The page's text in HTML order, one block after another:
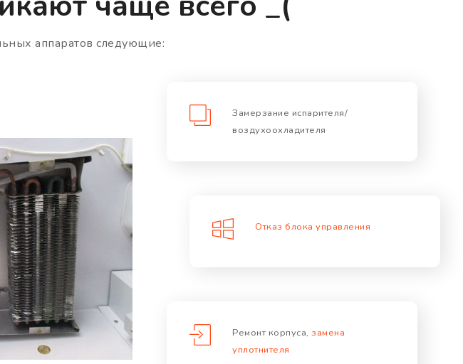
аппаратов следующие:
Замерзание испарителя/
воздухоохладителя
Отказ блока управления
Ремонт корпуса, замена
уплотнителя